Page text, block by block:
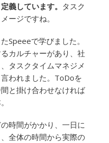
義しています。 タスク
ージですね。
Speeeで学びました。
カルチャーがあり、社
タスクタイムマネジメ
われました。ToDoを
と掛け合わせなければ
時間がかかり、一日に
全体の時間から実際の